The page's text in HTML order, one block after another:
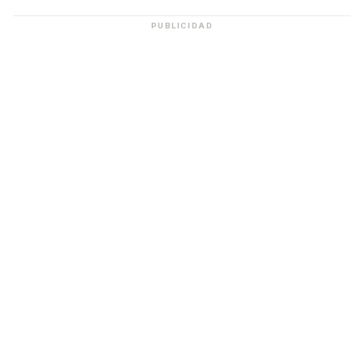
PUBLICIDAD